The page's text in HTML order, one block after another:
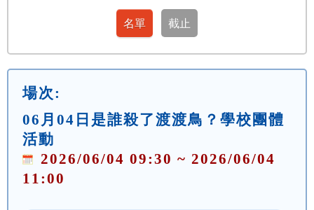
場次:
06月04日是誰殺了渡渡鳥？學校團體
活動
2026/06/04 09:30 ~ 2026/06/04
11:00